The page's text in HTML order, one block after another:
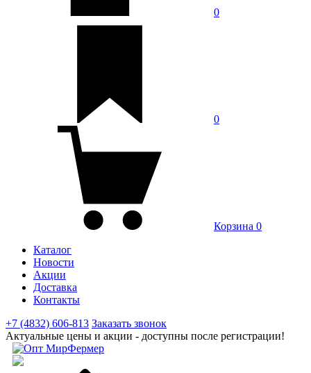
0
0
Корзина 0
Каталог
Новости
Акции
Доставка
Контакты
+7 (4832) 606-813 Заказать звонок
Актуальные цены и акции - доступны после регистрации!